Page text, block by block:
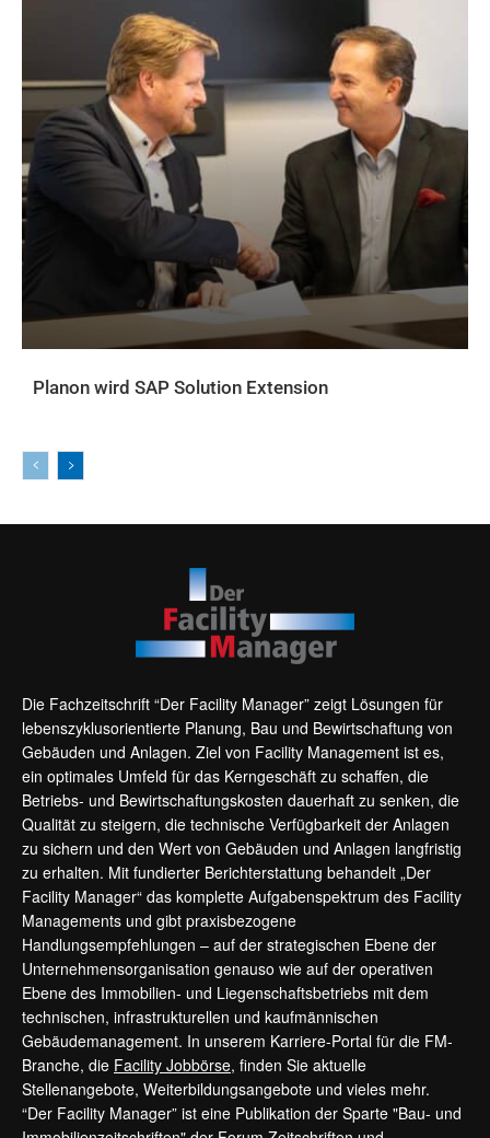
Planon wird SAP Solution Extension
Die Fachzeitschrift “Der Facility Manager” zeigt Lösungen für
lebenszyklusorientierte Planung, Bau und Bewirtschaftung von
Gebäuden und Anlagen. Ziel von Facility Management ist es,
ein optimales Umfeld für das Kerngeschäft zu schaffen, die
Betriebs- und Bewirtschaftungskosten dauerhaft zu senken, die
Qualität zu steigern, die technische Verfügbarkeit der Anlagen
zu sichern und den Wert von Gebäuden und Anlagen langfristig
zu erhalten. Mit fundierter Berichterstattung behandelt „Der
Facility Manager“ das komplette Aufgabenspektrum des Facility
Managements und gibt praxisbezogene
Handlungsempfehlungen – auf der strategischen Ebene der
Unternehmensorganisation genauso wie auf der operativen
Ebene des Immobilien- und Liegenschaftsbetriebs mit dem
technischen, infrastrukturellen und kaufmännischen
Gebäudemanagement. In unserem Karriere-Portal für die FM-
Branche, die Facility Jobbörse, finden Sie aktuelle
Stellenangebote, Weiterbildungsangebote und vieles mehr.
“Der Facility Manager” ist eine Publikation der Sparte "Bau- und